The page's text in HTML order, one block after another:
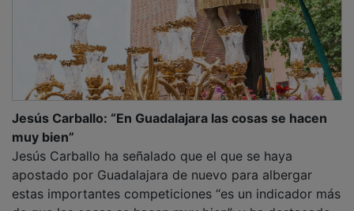
muy bien”
Jesús Carballo ha señalado que el que se haya
apostado por Guadalajara de nuevo para albergar
estas importantes competiciones “es un indicador más
de que las cosas se hacen muy bien”; y ha destacado